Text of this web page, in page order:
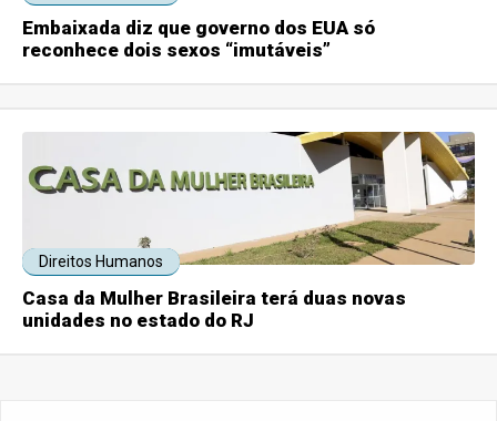
Embaixada diz que governo dos EUA só
reconhece dois sexos “imutáveis”
Direitos Humanos
Casa da Mulher Brasileira terá duas novas
unidades no estado do RJ